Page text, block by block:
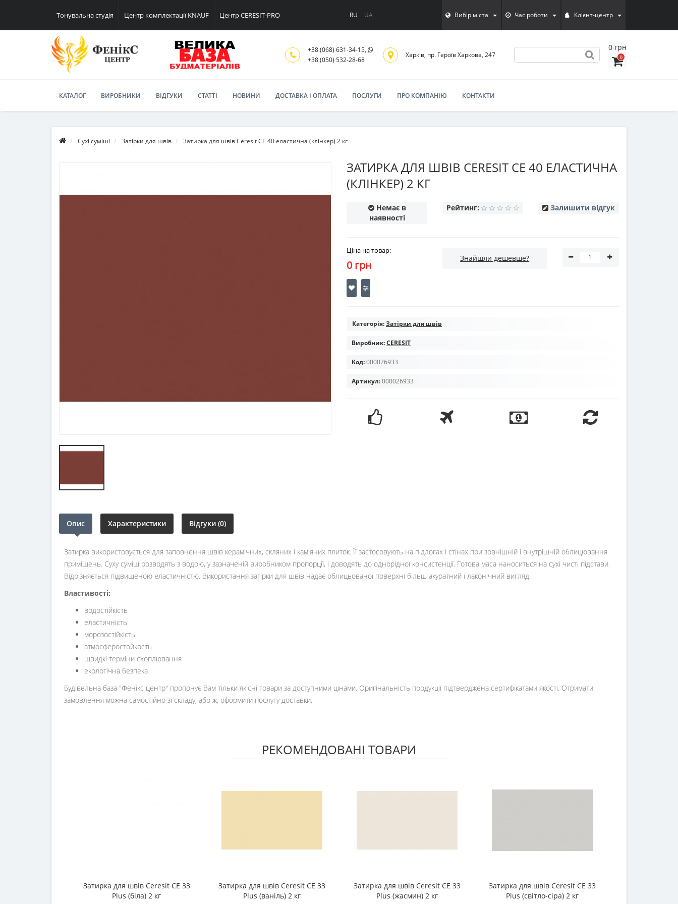
Тонувальна студія Центр комплектації KNAUF Центр CERESIT-PRO RU UA Вибір міста Час роботи Клієнт-центр
+38 (068) 631-34-15,
+38 (050) 532-28-68
Харків, пр. Героїв Харкова, 247
0 грн
0
КАТАЛОГ ВИРОБНИКИ ВІДГУКИ СТАТТІ НОВИНИ ДОСТАВКА І ОПЛАТА ПОСЛУГИ ПРО КОМПАНІЮ КОНТАКТИ
Сухі суміші Затірки для швів Затирка для швів Ceresit CE 40 еластична (клінкер) 2 кг
ЗАТИРКА ДЛЯ ШВІВ CERESIT CE 40 ЕЛАСТИЧНА
(КЛІНКЕР) 2 КГ
Немає в
наявності
Рейтинг: Залишити відгук
Ціна на товар:
0 грн
Знайшли дешевше?
Категорія:Затірки для швів
Виробник:CERESIT
Код:000026933
Артикул:000026933
Опис Характеристики Відгуки (0)
Затирка використовується для заповнення швів керамічних, скляних і кам'яних плиток. Її застосовують на підлогах і стінах при зовнішній і внутрішній облицювання
приміщень. Суху суміш розводять з водою, у зазначеній виробником пропорції, і доводять до однорідної консистенції. Готова маса наноситься на сухі чисті підстави.
Відрізняється підвищеною еластичністю. Використання затірки для швів надає облицьованої поверхні більш акуратний і лаконічний вигляд.
Властивості:
водостійкість
еластичність
морозостійкість
атмосферостойкость
швидкі терміни схоплювання
екологічна безпека
Будівельна база "Фенікс центр" пропонує Вам тільки якісні товари за доступними цінами. Оригінальність продукції підтверджена сертифікатами якості. Отримати
замовлення можна самостійно зі складу, або ж, оформити послугу доставки.
РЕКОМЕНДОВАНІ ТОВАРИ
Затирка для швів Ceresit CE 33
Plus (біла) 2 кг
Затирка для швів Ceresit CE 33
Plus (ваніль) 2 кг
Затирка для швів Ceresit CE 33
Plus (жасмин) 2 кг
Затирка для швів Ceresit CE 33
Plus (світло-сіра) 2 кг